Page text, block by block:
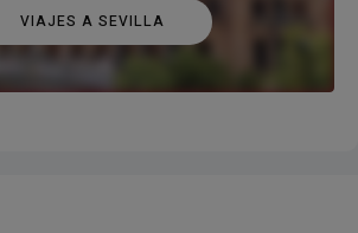
VIAJES A SEVILLA